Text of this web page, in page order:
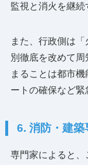
監視と消火を継続
また、行政側は
別徹底を改めて
まることは都市
ートの確保など緊
6. 消防・建
専門家によると